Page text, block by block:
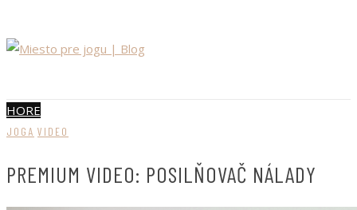
HORE
JOGA VIDEO
PREMIUM VIDEO: POSILŇOVAČ NÁLADY